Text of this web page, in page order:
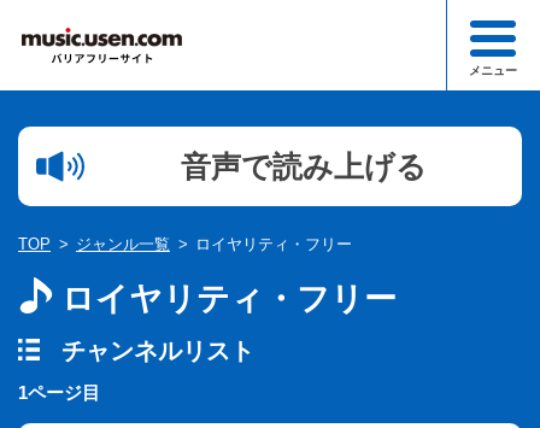
メニュー
検索
1文字以下での検索はできません。
ジャンル一覧
お知らせ一覧
音声で読み上げる
TOP ジャンル一覧 ロイヤリティ・フリー
ロイヤリティ・フリー
チャンネルリスト
1ページ目